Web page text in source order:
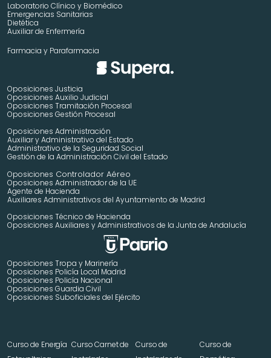
Laboratorio Clínico y Biomédico
Emergencias Sanitarias
Dietética
Auxiliar de Enfermería
Farmacia y Parafarmacia
Oposiciones Justicia
Oposiciones Auxilio Judicial
Oposiciones Tramitación Procesal
Oposiciones Gestión Procesal
Oposiciones Administración
Auxiliar y Administrativo del Estado
Administrativo de la Seguridad Social
Gestión de la Administración Civil del Estado
Oposiciones Controlador Aéreo
Oposiciones Administrador de la UE
Agente de Hacienda
Auxiliares Administrativos del Ayuntamiento de Madrid
Oposiciones Técnico de Hacienda
Oposiciones Auxiliares y Administrativos de la Junta de Andalucía
Oposiciones Tropa y Marinería
Oposiciones Policía Local Madrid
Oposiciones Policía Nacional
Oposiciones Guardia Civil
Oposiciones Suboficiales del Ejército
Curso de Energía Curso Carnet de
Curso de
Curso de